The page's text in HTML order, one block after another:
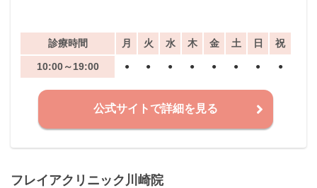
診療時間 月 火 水 木 金 土 日 祝
10:00～19:00 ● ● ● ● ● ● ● ●
公式サイトで詳細を見る
フレイアクリニック川崎院